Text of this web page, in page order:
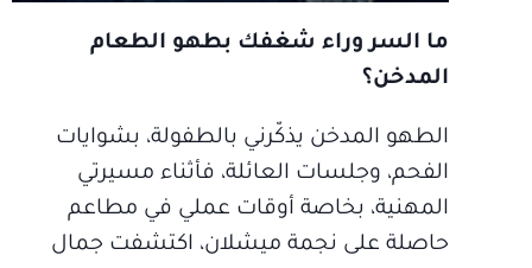
ما السر وراء شغفك بطهو الطعام
المدخن؟
الطهو المدخن يذكّرني بالطفولة، بشوايات
الفحم، وجلسات العائلة، فأثناء مسيرتي
المهنية، بخاصة أوقات عملي في مطاعم
حاصلة على نجمة ميشلان، اكتشفت جمال